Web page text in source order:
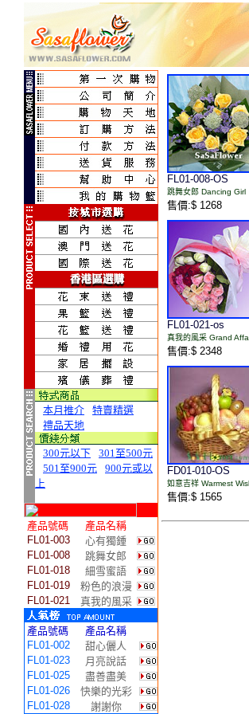
本月推介
特賣精選
禮品天地
300元以下
301至500元
501至900元
900元或以
上
產品號碼
產品名稱
FL01-003
心有獨鍾
FL01-008
跳舞女郎
FL01-018
細雪蜜語
FL01-019
粉色的浪漫
FL01-021
真我的風采
產品號碼
產品名稱
FL01-002
甜心儷人
FL01-023
月亮說話
FL01-025
盡善盡美
FL01-026
快樂的光彩
FL01-028
謝謝你
FL01-008-OS
跳舞女郎 Dancing Girl
售價:$ 1268
FL01-021-os
真我的風采 Grand
售價:$ 2348
FD01-010-OS
如意吉祥 Warmest
售價:$ 1565